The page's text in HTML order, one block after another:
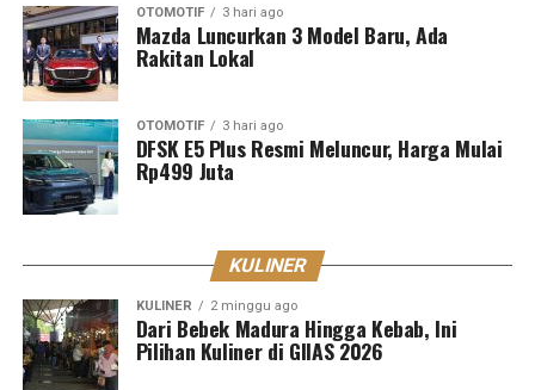
OTOMOTIF 3 hari ago
Mazda Luncurkan 3 Model Baru, Ada
Rakitan Lokal
OTOMOTIF 3 hari ago
DFSK E5 Plus Resmi Meluncur, Harga Mulai
Rp499 Juta
KULINER
KULINER 2 minggu ago
Dari Bebek Madura Hingga Kebab, Ini
Pilihan Kuliner di GIIAS 2026